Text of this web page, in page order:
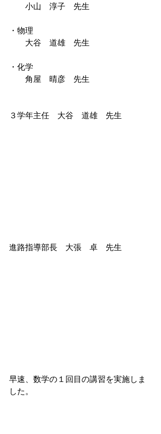
小山　淳子　先生
・物理
大谷　道雄　先生
・化学
角屋　晴彦　先生
３学年主任　大谷　道雄　先生
進路指導部長　大張　卓　先生
早速、数学の１回目の講習を実施しま
した。